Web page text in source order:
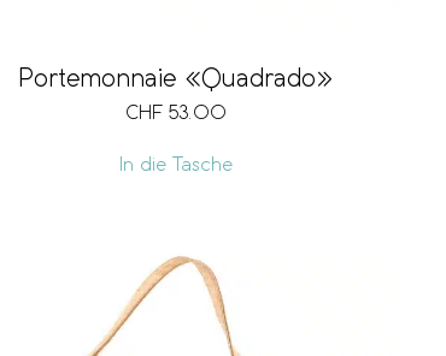
Portemonnaie «Quadrado»
CHF 53.00
In die Tasche